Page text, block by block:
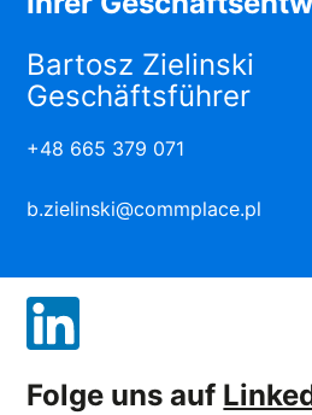
Bartosz Zielinski
Geschäftsführer
+48 665 379 071
b.zielinski@commplace.pl
Folge uns auf